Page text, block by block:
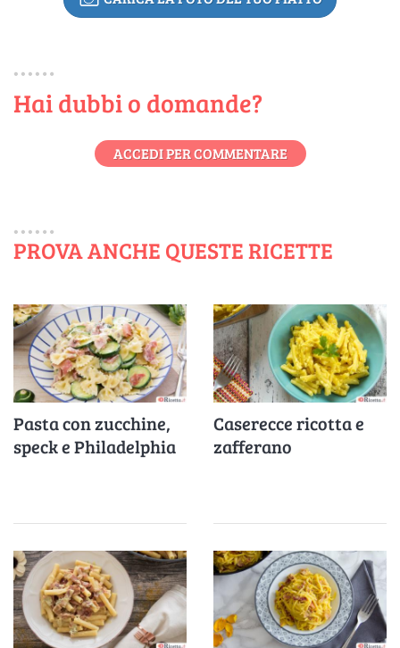
Hai dubbi o domande?
ACCEDI PER COMMENTARE
PROVA ANCHE QUESTE RICETTE
Pasta con zucchine,
speck e Philadelphia
Caserecce ricotta e
zafferano